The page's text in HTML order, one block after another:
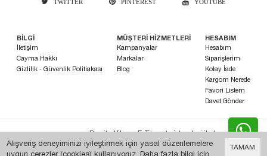
TWITTER PINTEREST YOUTUBE
BİLGİ
İletişim
Cayma Hakkı
Gizlilik - Güvenlik Politiakası
MÜŞTERİ HİZMETLERİ
Kampanyalar
Markalar
Blog
HESABIM
Hesabım
Siparişlerim
Kolay İade
Kargom Nerede
Favori Listem
Davet Gönder
Bu siteVikaon E-Ticaret sistemleriile hazırlanmıştır.
TAMAM
Alışveriş deneyiminizi iyileştirmek için yasal düzenlemelere
uygun çerezler (cookies) kullanıyoruz. Daha fazla bilgi için